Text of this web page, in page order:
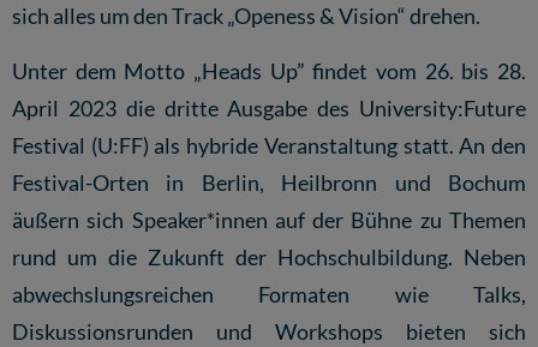
sich alles um den Track „Openess & Vision“ drehen.
Unter dem Motto „Heads Up” findet vom 26. bis 28.
April 2023 die dritte Ausgabe des University:Future
Festival (U:FF) als hybride Veranstaltung statt. An den
Festival-Orten in Berlin, Heilbronn und Bochum
äußern sich Speaker*innen auf der Bühne zu Themen
rund um die Zukunft der Hochschulbildung. Neben
abwechslungsreichen Formaten wie Talks,
Diskussionsrunden und Workshops bieten sich